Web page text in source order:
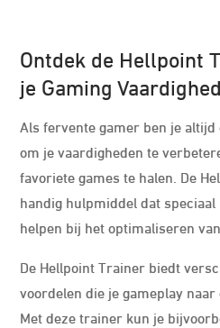
Ontdek de Hellpoint
je Gaming
Als fervente gamer ben je
om je vaardigheden te
favoriete games te halen. De
handig hulpmiddel dat
helpen bij het optimaliseren
De Hellpoint Trainer biedt
voordelen die je gameplay naar
Met deze trainer kun je